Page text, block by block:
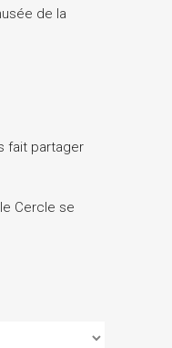
de la
fait partager
Cercle se